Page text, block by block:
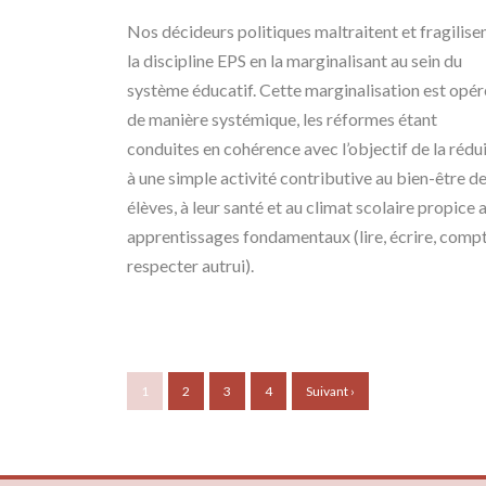
Nos décideurs politiques maltraitent et
la discipline EPS en la marginalisant au sein du
système éducatif. Cette marginalisation est
de manière systémique, les réformes étant
conduites en cohérence avec l’objectif de la
à une simple activité contributive au bien-être
élèves, à leur santé et au climat scolaire propice
apprentissages fondamentaux (lire, écrire,
respecter autrui).
1 2 3 4 Suivant ›